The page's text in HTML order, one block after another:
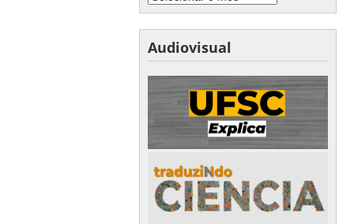
Audiovisual